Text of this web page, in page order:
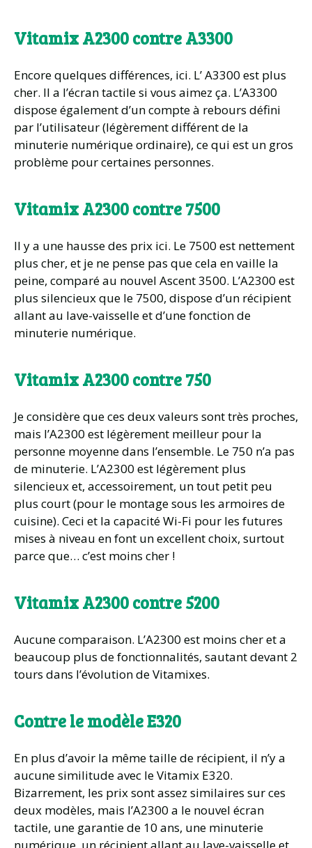
Vitamix A2300 contre A3300
Encore quelques différences, ici. L’ A3300 est plus
cher. Il a l’écran tactile si vous aimez ça. L’A3300
dispose également d’un compte à rebours défini
par l’utilisateur (légèrement différent de la
minuterie numérique ordinaire), ce qui est un gros
problème pour certaines personnes.
Vitamix A2300 contre 7500
Il y a une hausse des prix ici. Le 7500 est nettement
plus cher, et je ne pense pas que cela en vaille la
peine, comparé au nouvel Ascent 3500. L’A2300 est
plus silencieux que le 7500, dispose d’un récipient
allant au lave-vaisselle et d’une fonction de
minuterie numérique.
Vitamix A2300 contre 750
Je considère que ces deux valeurs sont très proches,
mais l’A2300 est légèrement meilleur pour la
personne moyenne dans l’ensemble. Le 750 n’a pas
de minuterie. L’A2300 est légèrement plus
silencieux et, accessoirement, un tout petit peu
plus court (pour le montage sous les armoires de
cuisine). Ceci et la capacité Wi-Fi pour les futures
mises à niveau en font un excellent choix, surtout
parce que… c’est moins cher !
Vitamix A2300 contre 5200
Aucune comparaison. L’A2300 est moins cher et a
beaucoup plus de fonctionnalités, sautant devant 2
tours dans l’évolution de Vitamixes.
Contre le modèle E320
En plus d’avoir la même taille de récipient, il n’y a
aucune similitude avec le Vitamix E320.
Bizarrement, les prix sont assez similaires sur ces
deux modèles, mais l’A2300 a le nouvel écran
tactile, une garantie de 10 ans, une minuterie
numérique, un récipient allant au lave-vaisselle et